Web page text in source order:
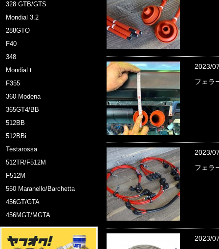
328 GTB/GTS
Mondial 3.2
288GTO
F40
348
Mondial t
F355
360 Modena
365GT4/BB
512BB
512BBi
Testarossa
512TR/F512M
F512M
550 Maranello/Barchetta
456GT/GTA
456MGT/MGTA
2023/
フェラ
2023/
フェラ
2023/